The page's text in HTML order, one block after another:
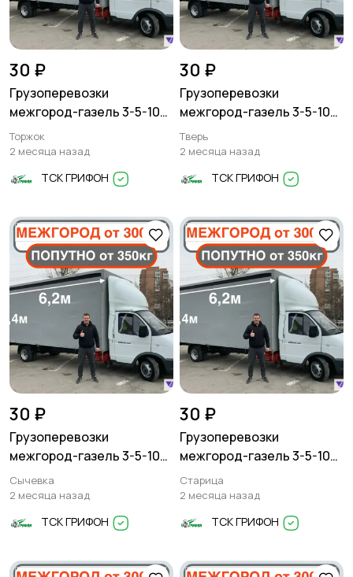
30 ₽
Грузоперевозки
межгород-газель 3-5-10
тонн
Торжок
2 месяца назад
ТСК ГРИФОН
30 ₽
Грузоперевозки
межгород-газель 3-5-10
тонн
Тверь
2 месяца назад
ТСК ГРИФОН
30 ₽
Грузоперевозки
межгород-газель 3-5-10
тонн
Сычевка
2 месяца назад
ТСК ГРИФОН
30 ₽
Грузоперевозки
межгород-газель 3-5-10
тонн
Старица
2 месяца назад
ТСК ГРИФОН